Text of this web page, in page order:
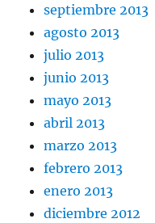
septiembre 2013
agosto 2013
julio 2013
junio 2013
mayo 2013
abril 2013
marzo 2013
febrero 2013
enero 2013
diciembre 2012